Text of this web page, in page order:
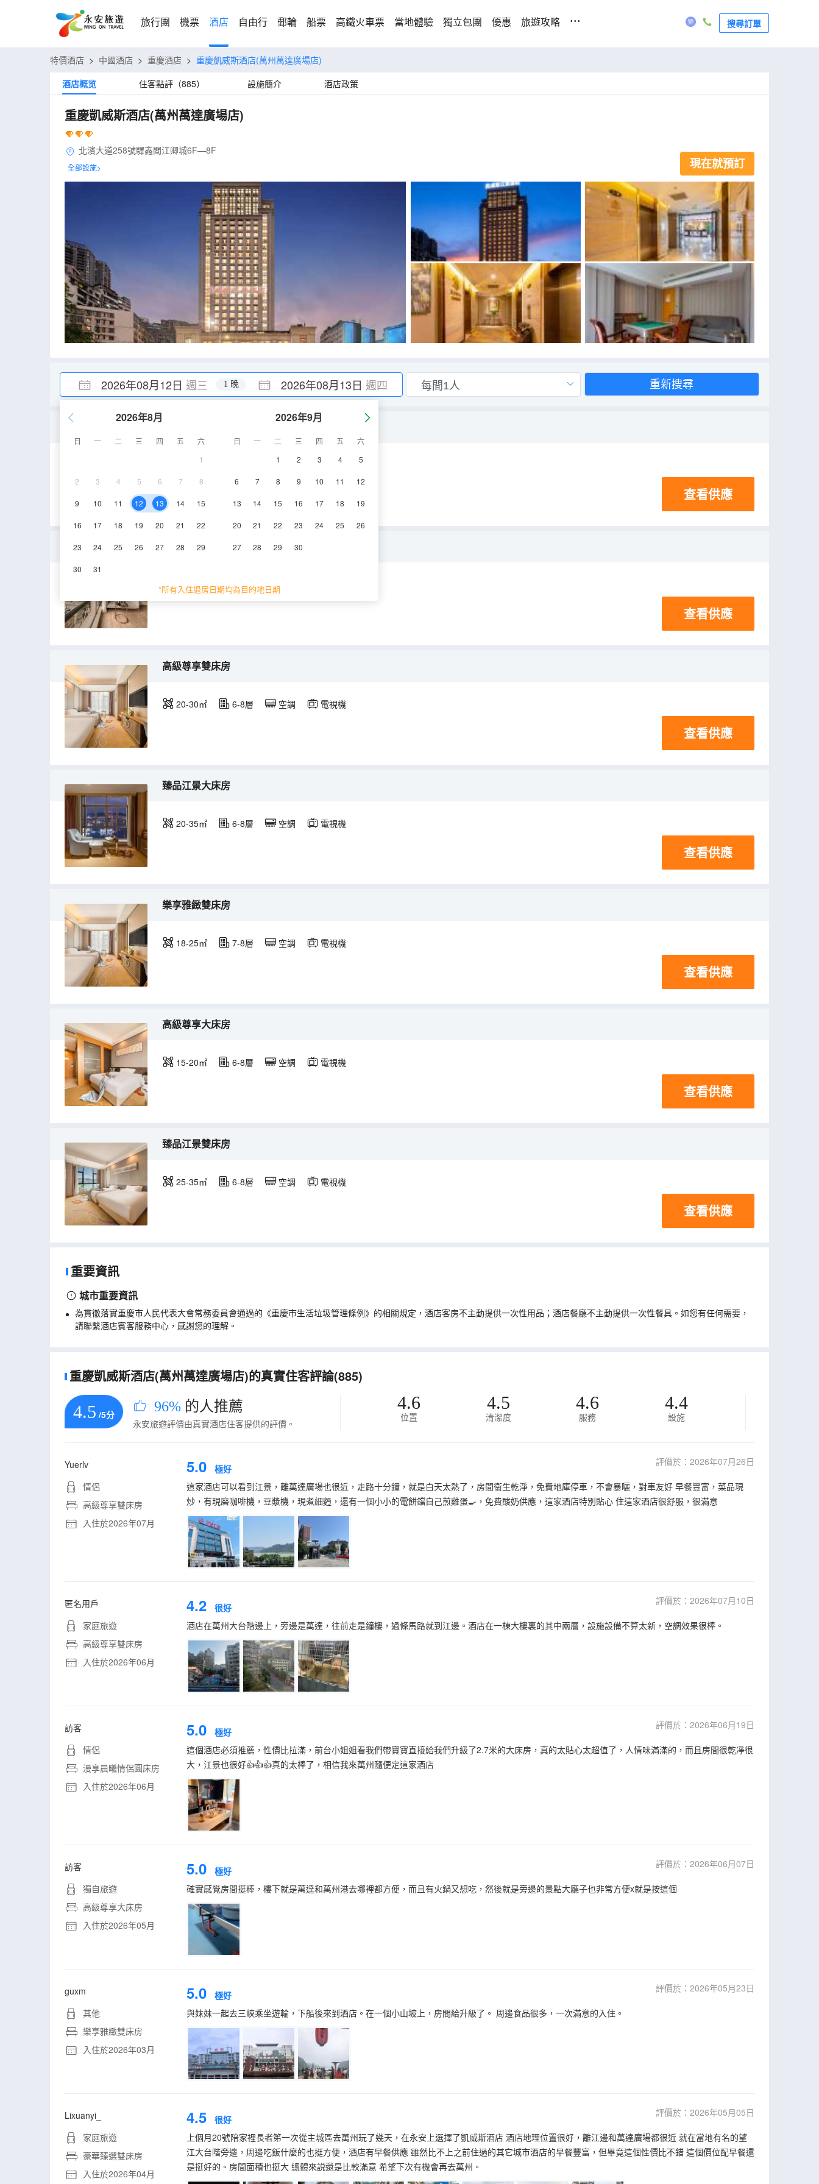
旅行團 機票 酒店 自由行 郵輪 船票 高鐵火車票 當地體驗 獨立包團 優惠 旅遊攻略 ... 搜尋訂單
特價酒店 > 中國酒店 > 重慶酒店 > 重慶凱威斯酒店(萬州萬達廣場店)
酒店概览
住客點評（885） 設施簡介 酒店政策
重慶凱威斯酒店(萬州萬達廣場店)
北濱大道258號驛鑫閲江卿城6F—8F
全部設施> 現在就預訂
2026年08月12日 週三 2026年08月13日 週四
1 晚
2026年8月
日 一 二 三 四 五
六
1
2 3 4 5 6 7 8
9 10 11 12 13 14 15
16 17 18 19 20 21 22
23 24 25 26 27 28 29
30 31
2026年9月
日 一 二 三 四 五
六
1
2 3 4 5
6 7 8 9 10 11 12
13 14 15 16 17 18 19
20 21 22 23 24 25 26
27 28 29 30
*所有入住退房日期均為目的地日期
重新搜尋
25-40㎡ 空調 電視機
查看供應
漫享晨曦情侶圓床房
20-30㎡ 6層 空調
查看供應
高級尊享雙床房
20-30㎡ 6-8層 空調 電視機
查看供應
臻品江景大床房
20-35㎡ 6-8層 空調 電視機
查看供應
樂享雅緻雙床房
18-25㎡ 7-8層 空調 電視機
查看供應
高級尊享大床房
15-20㎡ 6-8層 空調 電視機
查看供應
臻品江景雙床房
25-35㎡ 6-8層 空調 電視機
查看供應
重要資訊
城市重要資訊
為貫徹落實重慶市人民代表大會常務委員會通過的《重慶市生活垃圾管理條例》的相關規定，酒店客房不主動提供一次性用品；酒店餐廳不主動提供一次性餐具。如您有任何需要，
請聯繫酒店賓客服務中心，感謝您的理解。
重慶凱威斯酒店(萬州萬達廣場店)的真實住客評論(885)
4.5 /5分 96% 的人推薦
永安旅遊評價由真實酒店住客提供的評價。
4.6
位置
4.5
清潔度
4.6
服務
4.4
設施
Yuerlv
情侶
高級尊享雙床房
入住於2026年07月
5.0 極好
評價於：2026年07月26日
這家酒店可以看到江景，離萬達廣場也很近，走路十分鐘，就是白天太熱了，房間衞生乾淨，免費地庫停車，不會暴曬，對車友好 早餐豐富，菜品現
炒，有現磨咖啡機，豆漿機，現煮細麪，還有一個小小的電餅鐺自己煎雞蛋🍳，免費酸奶供應，這家酒店特別貼心 住這家酒店很舒服，很滿意
匿名用戶
家庭旅遊
高級尊享雙床房
入住於2026年06月
4.2 很好
評價於：2026年07月10日
酒店在萬州大台階邊上，旁邊是萬達，往前走是鐘樓，過條馬路就到江邊。酒店在一棟大樓裏的其中兩層，設施設備不算太新，空調效果很棒。
訪客
情侶
漫享晨曦情侶圓床房
入住於2026年06月
5.0 極好
評價於：2026年06月19日
這個酒店必須推薦，性價比拉滿，前台小姐姐看我們帶寶寶直接給我們升級了2.7米的大床房，真的太貼心太超值了，人情味滿滿的，而且房間很乾凈很
大，江景也很好👍👍👍真的太棒了，相信我來萬州隨便定這家酒店
訪客
獨自旅遊
高級尊享大床房
入住於2026年05月
5.0 極好
評價於：2026年06月07日
確實感覺房間挺棒，樓下就是萬達和萬州港去哪裡都方便，而且有火鍋又想吃，然後就是旁邊的景點大廳子也非常方便x就是按這個
guxm
其他
樂享雅緻雙床房
入住於2026年03月
5.0 極好
評價於：2026年05月23日
與妹妹一起去三峽乘坐遊輪，下船後來到酒店。在一個小山坡上，房間給升級了。 周邊食品很多，一次滿意的入住。
Lixuanyi_
家庭旅遊
豪華臻選雙床房
入住於2026年04月
4.5 很好
評價於：2026年05月05日
上個月20號陪家裡長者笫一次從主城區去萬州玩了幾天，在永安上選擇了凱威斯酒店 酒店地理位置很好，離江邊和萬達廣場都很近 就在當地有名的望
江大台階旁邊，周邊吃飯什麼的也挺方便，酒店有早餐供應 雖然比不上之前住過的其它城市酒店的早餐豐富，但畢竟這個性價比不錯 這個價位配早餐還
是挺好的。房間面積也挺大 總體來説還是比較滿意 希望下次有機會再去萬州。